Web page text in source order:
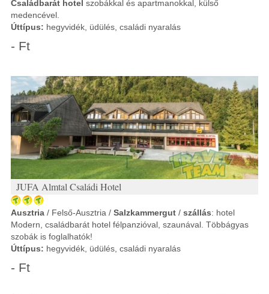
Családbarát hotel szobákkal és apartmanokkal, külső
medencével.
Úttípus: hegyvidék, üdülés, családi nyaralás
- Ft
JUFA Almtal Családi Hotel
Ausztria / Felső-Ausztria / Salzkammergut / szállás: hotel
Modern, családbarát hotel félpanzióval, szaunával. Többágyas
szobák is foglalhatók!
Úttípus: hegyvidék, üdülés, családi nyaralás
- Ft